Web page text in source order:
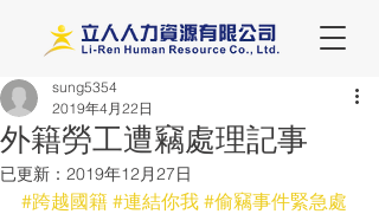
外籍勞工遭竊處理記事
sung5354
2019年4月22日
已更新： 2019年12月27日
#跨越國籍 #連結你我 #偷竊事件緊急處